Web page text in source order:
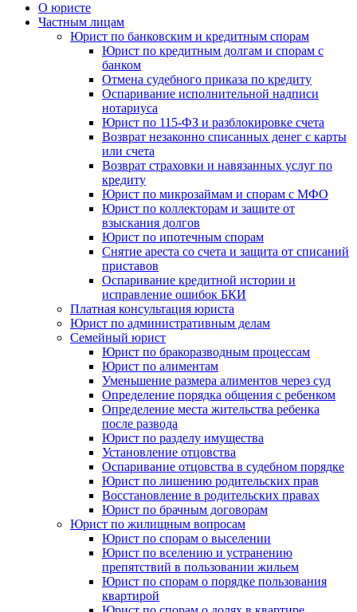
О юристе
Частным лицам
Юрист по банковским и кредитным спорам
Юрист по кредитным долгам и спорам с
банком
Отмена судебного приказа по кредиту
Оспаривание исполнительной надписи
нотариуса
Юрист по 115-ФЗ и разблокировке счета
Возврат незаконно списанных денег с карты
или счета
Возврат страховки и навязанных услуг по
кредиту
Юрист по микрозаймам и спорам с МФО
Юрист по коллекторам и защите от
взыскания долгов
Юрист по ипотечным спорам
Снятие ареста со счета и защита от списаний
приставов
Оспаривание кредитной истории и
исправление ошибок БКИ
Платная консультация юриста
Юрист по административным делам
Семейный юрист
Юрист по бракоразводным процессам
Юрист по алиментам
Уменьшение размера алиментов через суд
Определение порядка общения с ребенком
Определение места жительства ребенка
после развода
Юрист по разделу имущества
Установление отцовства
Оспаривание отцовства в судебном порядке
Юрист по лишению родительских прав
Восстановление в родительских правах
Юрист по брачным договорам
Юрист по жилищным вопросам
Юрист по спорам о выселении
Юрист по вселению и устранению
препятствий в пользовании жильем
Юрист по спорам о порядке пользования
квартирой